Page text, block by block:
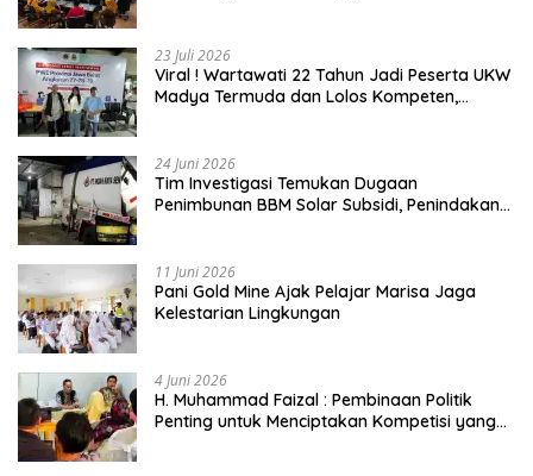
23 Juli 2026
Viral ! Wartawati 22 Tahun Jadi Peserta UKW
Madya Termuda dan Lolos Kompeten,
24 Juni 2026
Tim Investigasi Temukan Dugaan
Penimbunan BBM Solar Subsidi, Penindakan
11 Juni 2026
Pani Gold Mine Ajak Pelajar Marisa Jaga
Kelestarian Lingkungan
4 Juni 2026
H. Muhammad Faizal : Pembinaan Politik
Penting untuk Menciptakan Kompetisi yang